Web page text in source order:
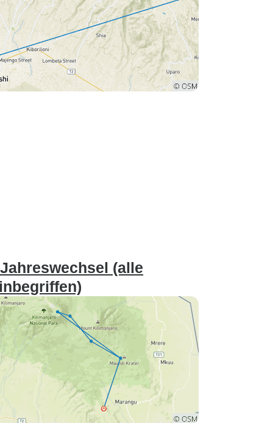
(alle